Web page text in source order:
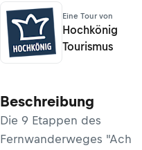
Eine Tour von
Hochkönig
Tourismus
Beschreibung
Die 9 Etappen des
Fernwanderweges "Ach